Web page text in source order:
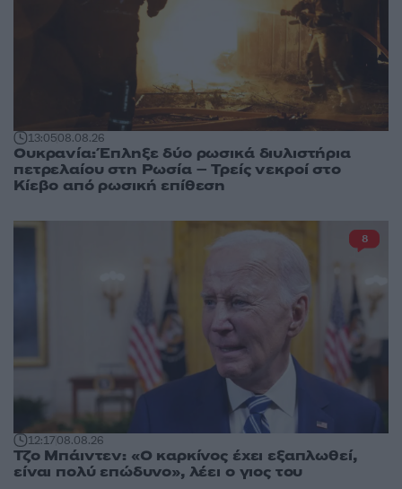
13:0508.08.26
Ουκρανία: Έπληξε δύο ρωσικά διυλιστήρια
πετρελαίου στη Ρωσία – Τρείς νεκροί στο
Κίεβο από ρωσική επίθεση
12:1708.08.26
Τζο Μπάιντεν: «Ο καρκίνος έχει εξαπλωθεί,
είναι πολύ επώδυνο», λέει ο γιος του
8